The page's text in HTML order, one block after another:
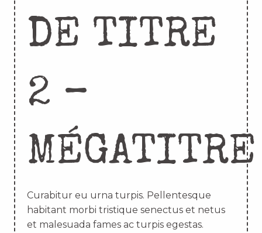
DE TITRE
2 –
MÉGATITRE
Curabitur eu urna turpis. Pellentesque
habitant morbi tristique senectus et netus
et malesuada fames ac turpis egestas.